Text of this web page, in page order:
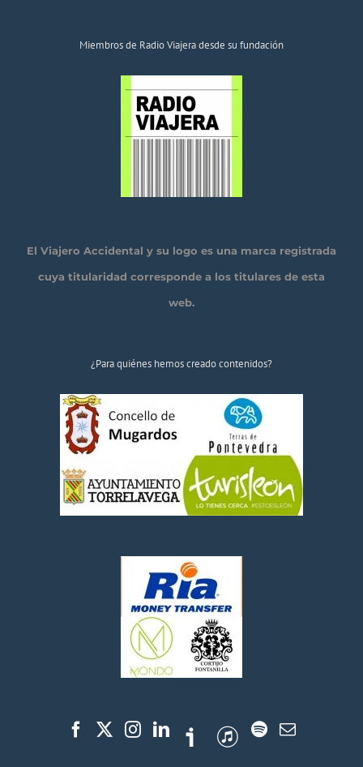
Miembros de Radio Viajera desde su fundación
El Viajero Accidental y su logo es una marca registrada
cuya titularidad corresponde a los titulares de esta
web.
¿Para quiénes hemos creado contenidos?